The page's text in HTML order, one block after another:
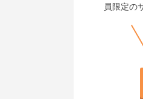
員限定の